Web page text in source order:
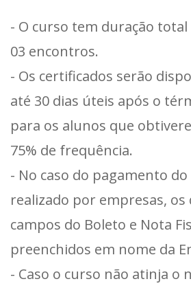
- O curso tem duração total
03 encontros.
- Os certificados serão
até 30 dias úteis após o
para os alunos que
75% de frequência.
- No caso do pagamento
realizado por empresas, os
campos do Boleto e Nota
preenchidos em nome da
- Caso o curso não atinja o